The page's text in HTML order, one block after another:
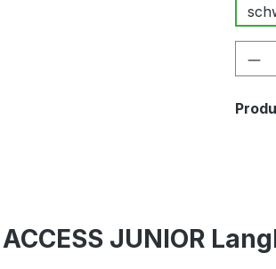
JUNIOR